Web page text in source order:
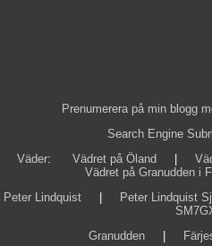
Prenumerera på min blogg
Search Engine
Väder: Vädret på Öland
Vädret på Granudden i
Peter Lindquist
Peter Lindquist
Granudden|